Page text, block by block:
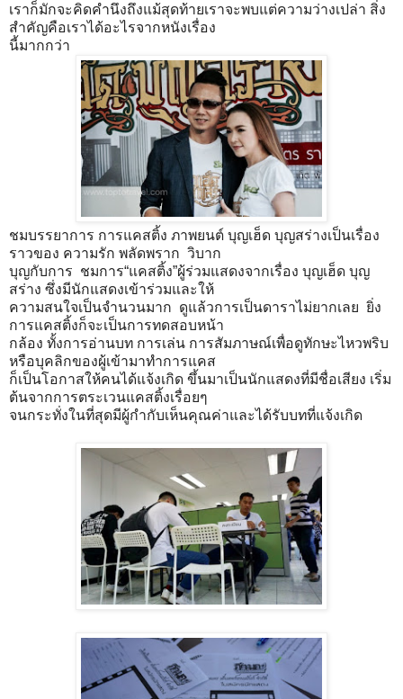
เราก็มักจะคิดคำนึงถึงแม้สุดท้ายเราจะพบแต่ความว่างเปล่า สิ่ง
สำคัญคือเราได้อะไรจากหนังเรื่อง
นี้มากกว่า
ชมบรรยาการ การแคสติ้ง ภาพยนต์ บุญเฮ็ด บุญสร่างเป็นเรื่อง
ราวของ ความรัก พลัดพราก วิบาก
บุญกับการ ชมการ“แคสติ้ง”ผู้ร่วมแสดงจากเรื่อง บุญเฮ็ด บุญ
สร่าง ซึ่งมีนักแสดงเข้าร่วมและให้
ความสนใจเป็นจำนวนมาก ดูแล้วการเป็นดาราไม่ยากเลย ยิ่ง
การแคสติ้งก็จะเป็นการทดสอบหน้า
กล้อง ทั้งการอ่านบท การเล่น การสัมภาษณ์เพื่อดูทักษะไหวพริบ
หรือบุคลิกของผู้เข้ามาทำการแคส
ก็เป็นโอกาสให้คนได้แจ้งเกิด ขึ้นมาเป็นนักแสดงที่มีชื่อเสียง เริ่ม
ต้นจากการตระเวนแคสติ้งเรื่อยๆ
จนกระทั่งในที่สุดมีผู้กำกับเห็นคุณค่าและได้รับบทที่แจ้งเกิด